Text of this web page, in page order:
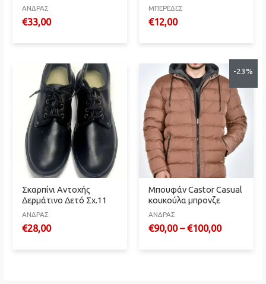
ΑΝΔΡΑΣ
€33,00
ΜΠΕΡΕΔΕΣ
€12,00
Σκαρπίνι Αντοχής
Δερμάτινο Δετό Σχ.11
ΑΝΔΡΑΣ
€28,00
-23%
Μπουφάν Castor Casual
κουκούλα μπρονζε
ΑΝΔΡΑΣ
€90,00–€100,00